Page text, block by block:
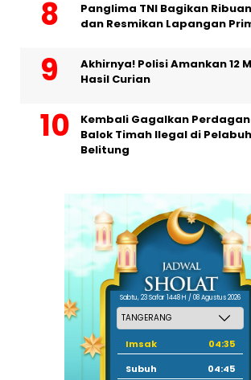
Panglima TNI Bagikan
dan Resmikan Lapangan
Akhirnya! Polisi Amankan 12
Hasil Curian
Kembali Gagalkan
Balok Timah Ilegal di
Belitung
Sabtu, 23 Safar 1448 H / 08 Agustus 2026
Imsak
04:35
Subuh
04:45